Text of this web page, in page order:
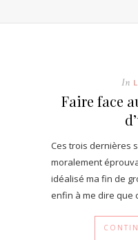
In
Faire face
Ces trois dernières
moralement
idéalisé ma fin de
enfin à me dire que